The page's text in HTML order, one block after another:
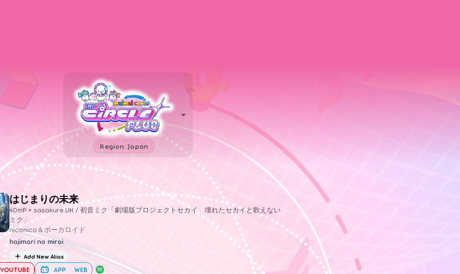
Region: Japan
はじまりの未来
40mP × sasakure.UK / 初音ミク「劇場版プロジェクトセカイ 壊れたセカイと歌えない
ミク」
niconico＆ボーカロイド
hajimari no mirai
Add New Alias
YOUTUBE APP WEB